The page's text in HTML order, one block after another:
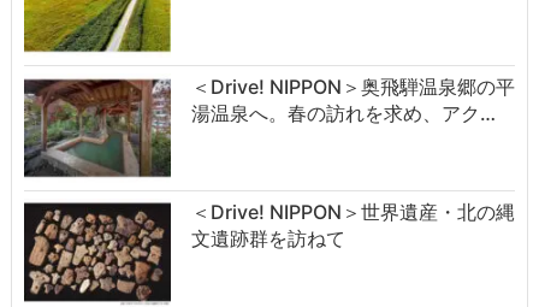
＜Drive! NIPPON＞奥飛騨温泉郷の平
湯温泉へ。春の訪れを求め、アク…
＜Drive! NIPPON＞世界遺産・北の縄
文遺跡群を訪ねて